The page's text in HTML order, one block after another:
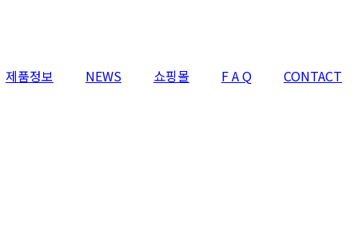
제품정보 NEWS 쇼핑몰 F A Q CONTACT